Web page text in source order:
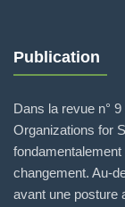
Publication
Dans la revue n°
Organizations for
fondamentalement
changement. Au-
avant une posture